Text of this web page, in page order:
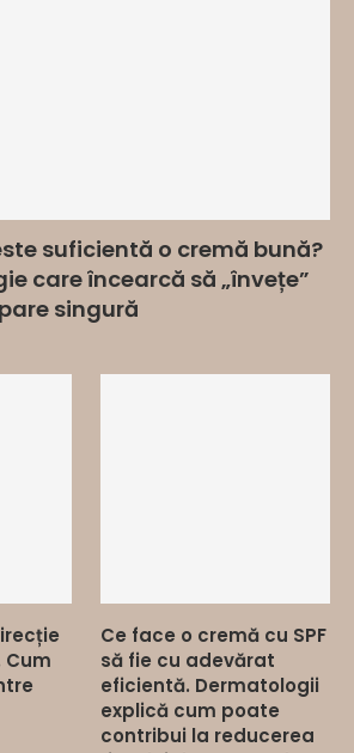
suficientă o cremă bună?
care încearcă să „învețe”
singură
Cum
Ce face o cremă cu SPF
să fie cu adevărat
eficientă. Dermatologii
explică cum poate
contribui la reducerea